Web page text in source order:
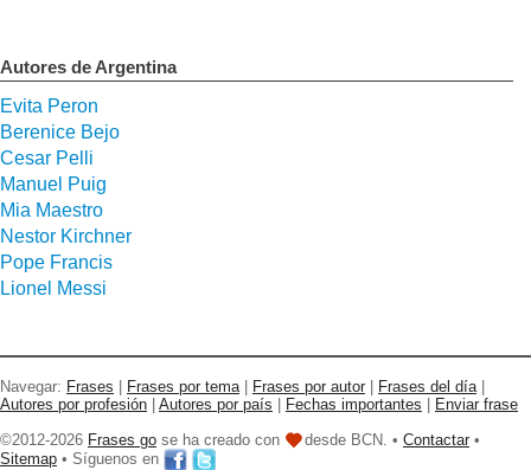
Autores de Argentina
Evita Peron
Berenice Bejo
Cesar Pelli
Manuel Puig
Mia Maestro
Nestor Kirchner
Pope Francis
Lionel Messi
Navegar: Frases Frases por tema| Frases por autor Frases del día|
Autores por profesión
Autores por país Fechas importantes
Enviar frase
©2012-2026 Frases go se ha creado con desde BCN. • Contactar •
Sitemap • Síguenos en